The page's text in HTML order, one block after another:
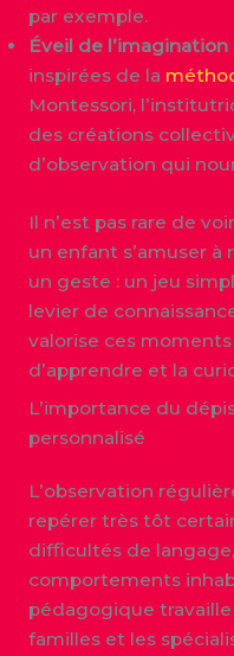
par exemple.
Éveil de l’imagination
inspirées de la
Montessori,
des créations
d’observation qui
Il n’est pas rare de
un enfant s’amuser
un geste : un jeu
levier de
valorise ces
d’apprendre et la
L’importance du
personnalisé
L’observation
repérer très tôt
difficultés de
comportements
pédagogique
familles et les